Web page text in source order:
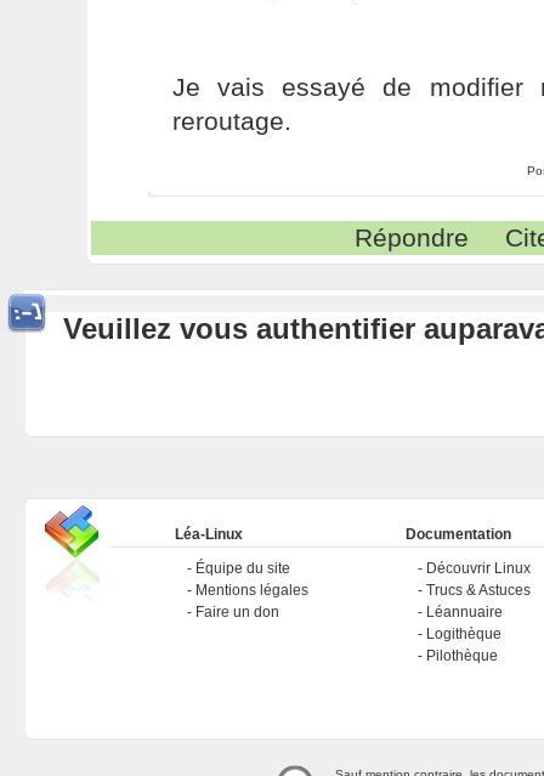
Je vais essayé de modifier
reroutage.
Répondre
Veuillez vous authentifier
Léa-Linux
Équipe du site
Mentions légales
Faire un don
Documentation
Découvrir Linux
Trucs & Astuces
Léannuaire
Logithèque
Pilothèque